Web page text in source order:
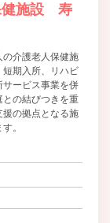
健施設 寿
の介護老人保健施
期入所、リハビ
サービス事業を併
の結びつきを重
の拠点となる施
。